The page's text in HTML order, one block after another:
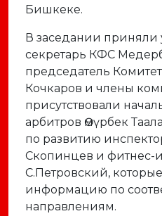
Бишкеке.
В заседании приняли
секретарь КФС
председатель
Кочкаров и члены
присутствовали
арбитров Өмүрбек
по развитию
Скопинцев и фитнес-
С.Петровский,
информацию по
направлениям.